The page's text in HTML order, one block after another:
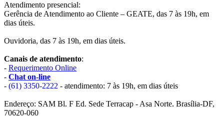
Atendimento presencial:
Gerência de Atendimento ao Cliente – GEATE, das 7 às 19h, em
dias úteis.
Ouvidoria, das 7 às 19h, em dias úteis.
Canais de atendimento:
- Requerimento Online
- Chat on-line
- (61) 3350-2222 - atendimento: 7 às 19h, em dias úteis
Endereço: SAM Bl. F Ed. Sede Terracap - Asa Norte. Brasília-DF,
70620-060